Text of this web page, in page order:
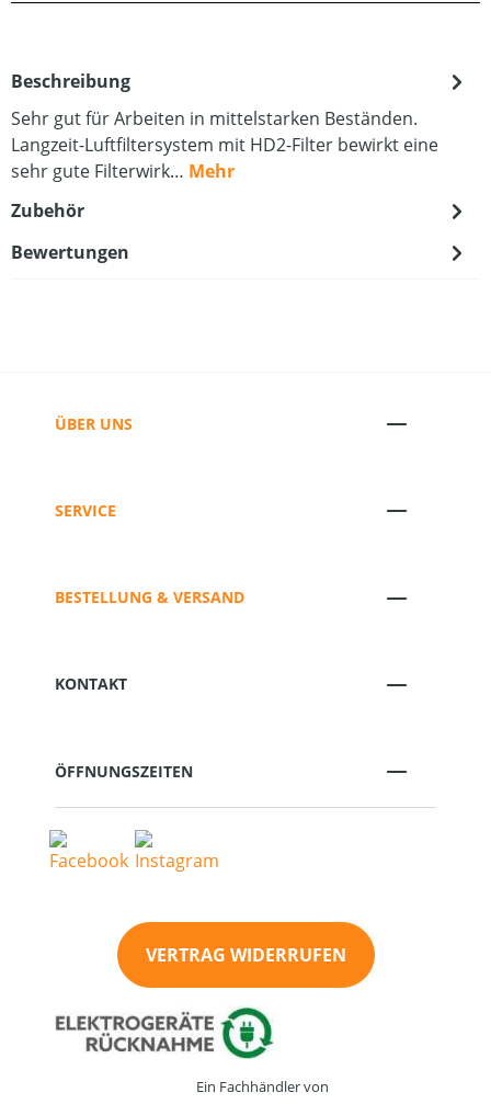
Beschreibung
Sehr gut für Arbeiten in mittelstarken Beständen.
Langzeit-Luftfiltersystem mit HD2-Filter bewirkt eine
sehr gute Filterwirk… Mehr
Zubehör
Bewertungen
ÜBER UNS
SERVICE
BESTELLUNG & VERSAND
KONTAKT
ÖFFNUNGSZEITEN
VERTRAG WIDERRUFEN
Ein Fachhändler von